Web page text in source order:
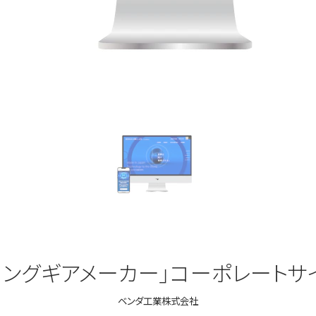
ングギアメーカー」コーポレートサ
ベンダ工業株式会社